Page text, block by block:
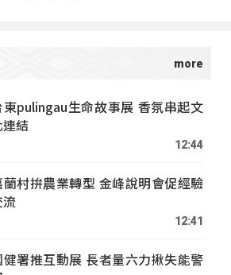
東pulingau生命故事展 香氛串起文
結
12:44
蘭村拚農業轉型 金峰說明會促經驗
12:41
健署推互動展 長者量六力揪失能警